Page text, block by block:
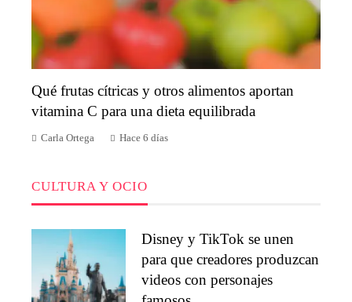
Qué frutas cítricas y otros alimentos aportan
vitamina C para una dieta equilibrada
Carla Ortega Hace 6 días
CULTURA Y OCIO
Disney y TikTok se unen
para que creadores produzcan
videos con personajes